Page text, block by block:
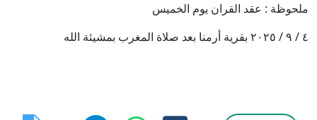
ملحوظة : عقد القران يوم الخميس
٤ / ٩ / ٢٠٢٥ بقرية أرمنا بعد صلاة المغرب بمشيئة الله